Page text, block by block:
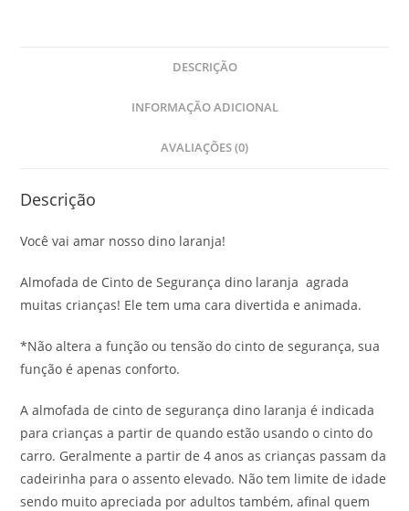
DESCRIÇÃO
INFORMAÇÃO ADICIONAL
AVALIAÇÕES (0)
Descrição
Você vai amar nosso dino laranja!
Almofada de Cinto de Segurança dino laranja agrada
muitas crianças! Ele tem uma cara divertida e animada.
*Não altera a função ou tensão do cinto de segurança, sua
função é apenas conforto.
A almofada de cinto de segurança dino laranja é indicada
para crianças a partir de quando estão usando o cinto do
carro. Geralmente a partir de 4 anos as crianças passam da
cadeirinha para o assento elevado. Não tem limite de idade
sendo muito apreciada por adultos também, afinal quem